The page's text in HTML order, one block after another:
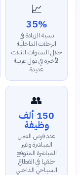
📈
35%
نسبة الزيادة في
الرحلات الداخلية
خلال السنوات الثلاث
الأخيرة في دول عربية
عديدة
👥
150 ألف
وظيفة
عدد فرص العمل
المباشرة وغير
المباشرة المتوقع
خلقها في القطاع
السياحي الداخلي